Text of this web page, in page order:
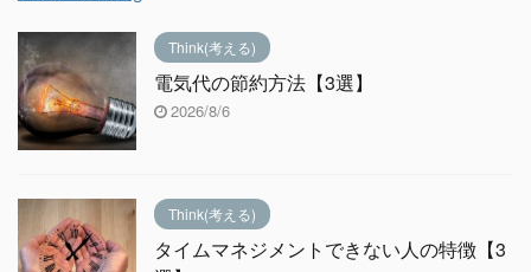
Think(考える)
電気代の節約方法【3選】
2026/8/6
Think(考える)
タイムマネジメントできない人の特徴【3